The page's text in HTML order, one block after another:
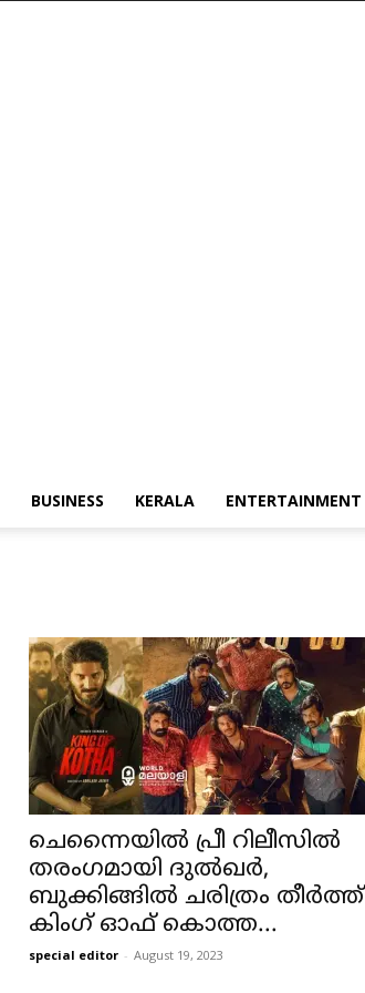
BUSINESS KERALA ENTERTAINMENT
ചെന്നൈയിൽ പ്രീ റിലീസിൽ
തരംഗമായി ദുൽഖർ,
ബുക്കിങ്ങിൽ ചരിത്രം തീർത്ത്
കിംഗ് ഓഫ് കൊത്ത...
special editor - August 19, 2023